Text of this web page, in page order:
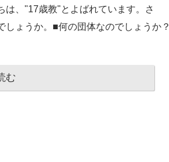
は、"17歳教"とよばれています。さ
ょうか。■何の団体なのでしょうか？
む